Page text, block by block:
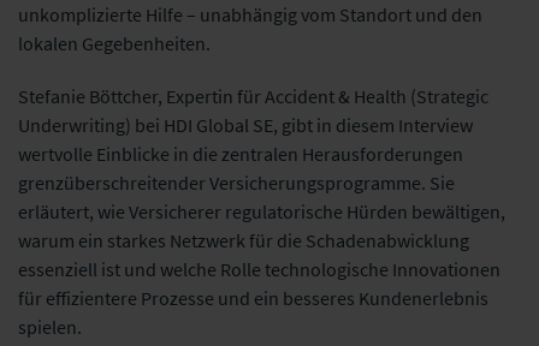
unkomplizierte Hilfe – unabhängig vom Standort und den
lokalen Gegebenheiten.
Stefanie Böttcher, Expertin für Accident & Health (Strategic
Underwriting) bei HDI Global SE, gibt in diesem Interview
wertvolle Einblicke in die zentralen Herausforderungen
grenzüberschreitender Versicherungsprogramme. Sie
erläutert, wie Versicherer regulatorische Hürden bewältigen,
warum ein starkes Netzwerk für die Schadenabwicklung
essenziell ist und welche Rolle technologische Innovationen
für effizientere Prozesse und ein besseres Kundenerlebnis
spielen.